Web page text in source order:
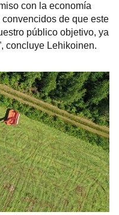
con la economía
de que este
público objetivo, ya
concluye Lehikoinen.